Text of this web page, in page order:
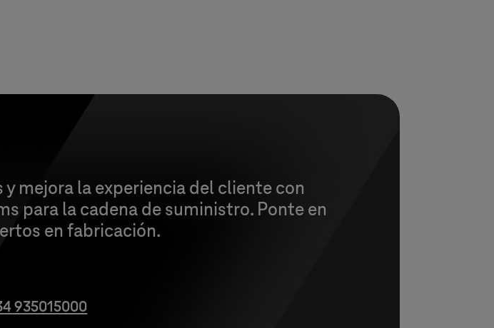
mejora la experiencia del cliente con
para la cadena de suministro. Ponte en
en fabricación.
935015000